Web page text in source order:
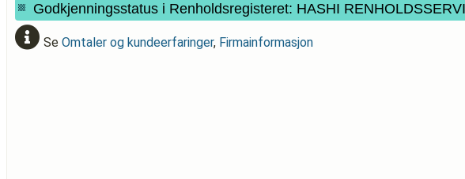
Godkjenningsstatus i Renholdsregisteret: HASHI
Se Omtaler og kundeerfaringer, Firmainformasjon